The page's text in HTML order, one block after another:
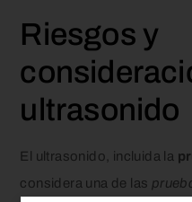
Riesgos y
ultrasonido
El ultrasonido, incluida la
considera una de las